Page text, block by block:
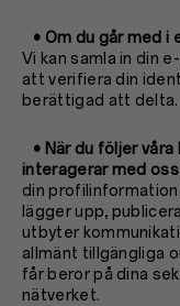
• Om du går med
Vi kan samla in din
att verifiera din
berättigad att delta.
• När du följer
interagerar med
din
lägger upp,
utbyter
allmänt tillgängliga
får beror på dina
nätverket.